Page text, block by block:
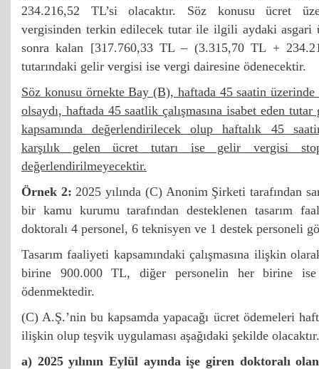
234.216,52 TL’si olacaktır. Söz konusu ücret
vergisinden terkin edilecek tutar ile ilgili aydaki asgari
sonra kalan [317.760,33 TL – (3.315,70 TL +
tutarındaki gelir vergisi ise vergi dairesine ödenecektir.
Söz konusu örnekte Bay (B), haftada 45 saatin üzerinde
olsaydı, haftada 45 saatlik çalışmasına isabet eden
kapsamında değerlendirilecek olup haftalık 45
karşılık gelen ücret tutarı ise gelir vergisi
değerlendirilmeyecektir.
Örnek 2: 2025 yılında (C) Anonim Şirketi tarafından
bir kamu kurumu tarafından desteklenen tasarım
doktoralı 4 personel, 6 teknisyen ve 1 destek personeli
Tasarım faaliyeti kapsamındaki çalışmasına ilişkin
birine 900.000 TL, diğer personelin her birine
ödenmektedir.
(C) A.Ş.’nin bu kapsamda yapacağı ücret ödemeleri
ilişkin olup teşvik uygulaması aşağıdaki şekilde olacaktır.
a) 2025 yılının Eylül ayında işe giren doktoralı